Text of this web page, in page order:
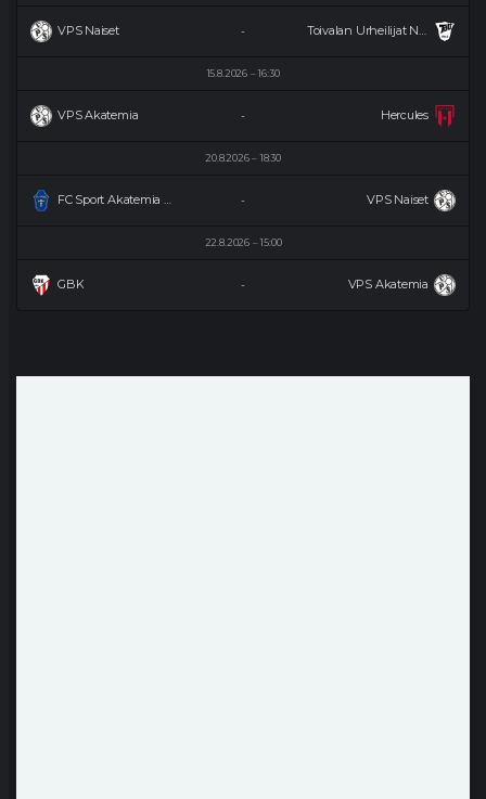
VPS Naiset Toivalan Urheilijat Naiset
-
15.8.2026 16:30
VPS Akatemia Hercules
-
20.8.2026 18:30
FC Sport Akatemia Naiset VPS Naiset
-
22.8.2026 15:00
GBK VPS Akatemia
-